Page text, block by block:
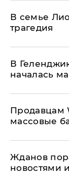
В семье
трагедия
В
началась
Продавцам
массовые
Жданов
новостями